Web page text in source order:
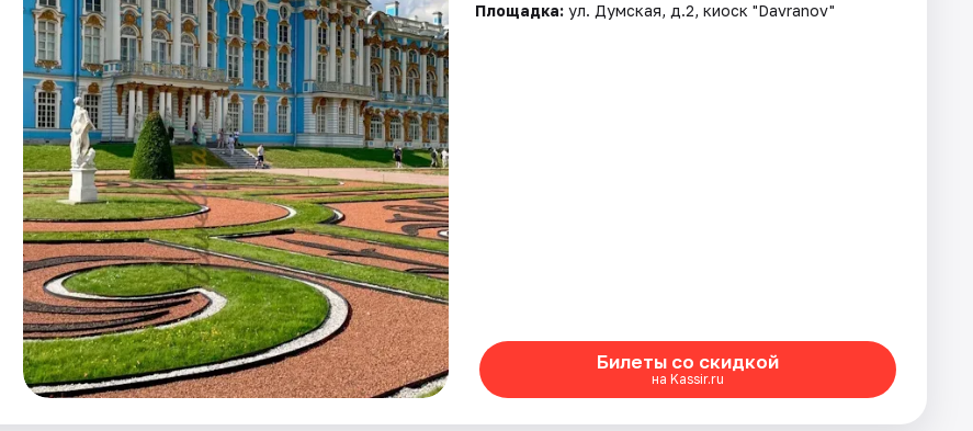
Площадка: ул. Думская, д.2, киоск "Davranov"
Билеты со скидкой
на Kassir.ru